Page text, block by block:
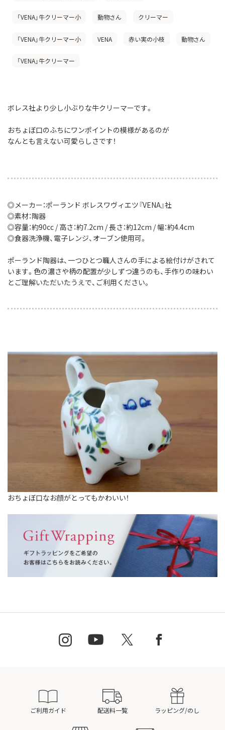
「VENA」牛クリーマー小 動物さん クリーマー
「VENA」牛クリーマー小 VENA 赤い実の小枝 動物さん
「VENA」牛クリーマー
ボレス社より少し小ぶりな牛クリーマーです。
おちょぼ口のふちにワンポイントの模様があるのが
なんとも言えない可愛らしさです！
◎メーカー：ポーランド ボレスワヴィエツ『VENA』社
◎素材：陶器
◎容量：約90cc / 高さ：約7.2cm / 長さ：約12cm / 幅：約4.4cm
◎食器洗浄機、電子レンジ、オーブン使用可。
ポーランド陶器は、一つひとつ職人さんの手による絵付けがされて
います。色の濃さや柄の配置が少しずつ違うのも、手作りの味わい
とご理解いただいたうえで、ご利用ください。
おちょぼ口なお顔がとってもかわいい！
ご利用ガイド 配送料一覧 ラッピング/のし